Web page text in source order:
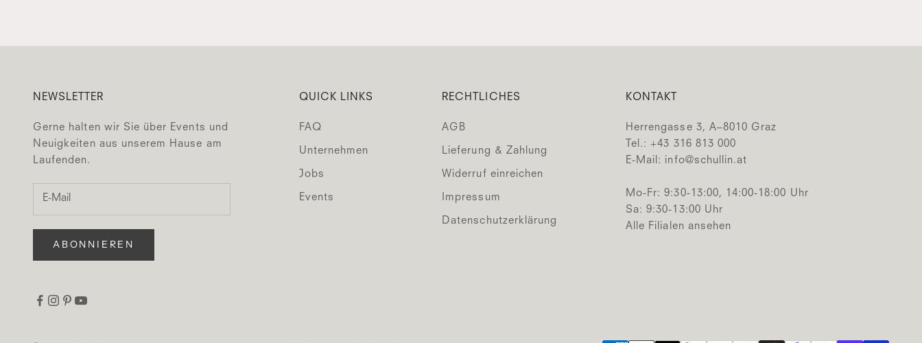
NEWSLETTER
Gerne halten wir Sie über Events und
Neuigkeiten aus unserem Hause am
Laufenden.
ABONNIEREN
QUICK LINKS
FAQ
Unternehmen
Jobs
Events
RECHTLICHES
AGB
Lieferung & Zahlung
Widerruf einreichen
Impressum
Datenschutzerklärung
KONTAKT
Herrengasse 3, A–8010 Graz
Tel.: +43 316 813 000
E-Mail: info@schullin.at
Mo-Fr: 9:30-13:00, 14:00-18:00 Uhr
Sa: 9:30-13:00 Uhr
Alle Filialen ansehen